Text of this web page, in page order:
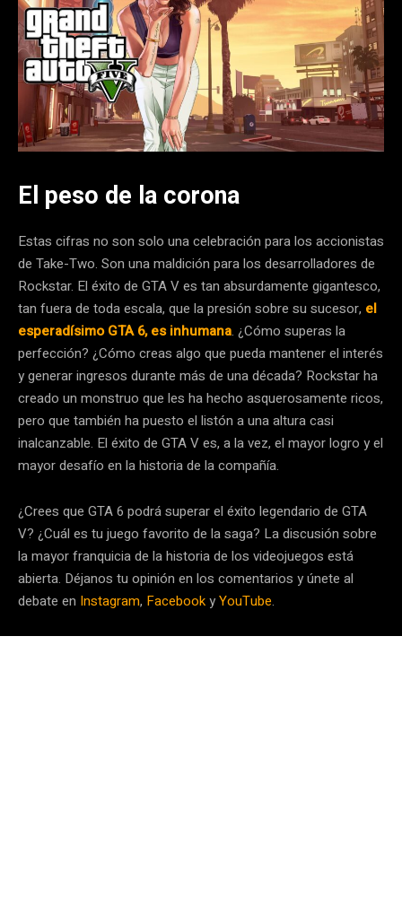
El peso de la corona
Estas cifras no son solo una celebración para los accionistas
de Take-Two. Son una maldición para los desarrolladores de
Rockstar. El éxito de GTA V es tan absurdamente gigantesco,
tan fuera de toda escala, que la presión sobre su sucesor, el
esperadísimo GTA 6, es inhumana. ¿Cómo superas la
perfección? ¿Cómo creas algo que pueda mantener el interés
y generar ingresos durante más de una década? Rockstar ha
creado un monstruo que les ha hecho asquerosamente ricos,
pero que también ha puesto el listón a una altura casi
inalcanzable. El éxito de GTA V es, a la vez, el mayor logro y el
mayor desafío en la historia de la compañía.
¿Crees que GTA 6 podrá superar el éxito legendario de GTA
V? ¿Cuál es tu juego favorito de la saga? La discusión sobre
la mayor franquicia de la historia de los videojuegos está
abierta. Déjanos tu opinión en los comentarios y únete al
debate en Instagram, FacebookyYouTube.